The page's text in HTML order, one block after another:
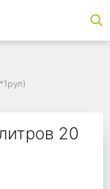
20